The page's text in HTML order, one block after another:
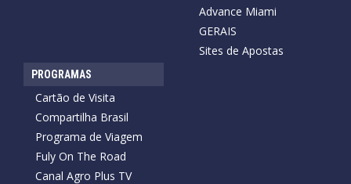
Advance Miami
GERAIS
Sites de Apostas
PROGRAMAS
Cartão de Visita
Compartilha Brasil
Programa de Viagem
Fuly On The Road
Canal Agro Plus TV